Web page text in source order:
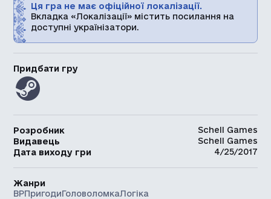
Ця гра не має офіційної локалізації.
Вкладка «Локалізації» містить посилання на
доступні українізатори.
Придбати гру
Розробник
Schell Games
Видавець
Schell Games
Дата виходу гри
4/25/2017
Жанри
ВРПригодиГоловоломкаЛогіка